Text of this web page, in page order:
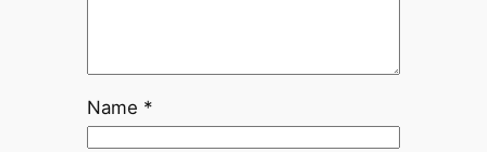
Name *